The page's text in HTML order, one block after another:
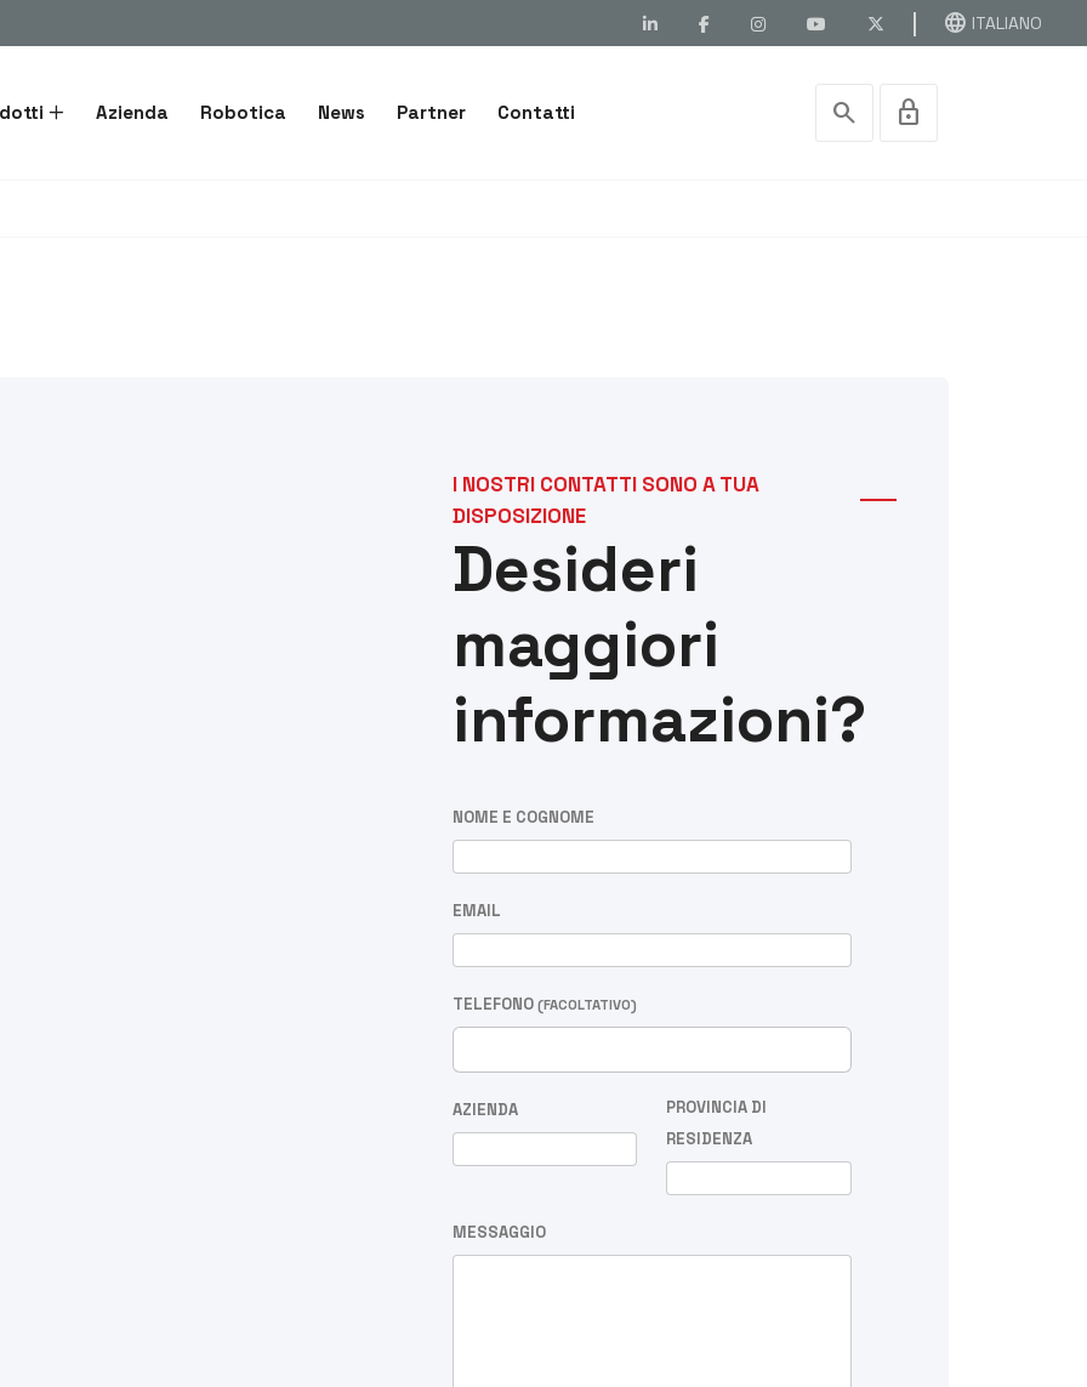
language ITALIANO
Azienda Robotica News Partner Contatti search lock
I NOSTRI CONTATTI SONO A TUA
DISPOSIZIONE
Desideri
maggiori
informazioni?
NOME E COGNOME
EMAIL
TELEFONO (FACOLTATIVO)
AZIENDA
PROVINCIA DI
RESIDENZA
MESSAGGIO